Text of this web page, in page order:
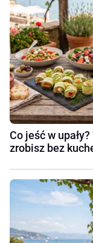
Co jeść w
zrobisz bez